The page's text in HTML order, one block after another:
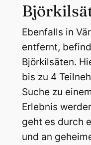
Ebenfalls in
entfernt,
Björkilsäten.
bis zu 4
Suche zu
Erlebnis
geht es durch
und an